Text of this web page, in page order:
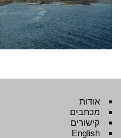
אודות
מכתבים
קישורים
English